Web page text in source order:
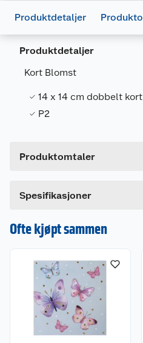
Produktdetaljer
Produktdetaljer
Kort Blomst
14 x 14 cm dobbelt
P2
Produktomtaler
Dette produktet har ikke
en omtale.
Spesifikasjoner
Generelt
Lengde
Ofte kjøpt sammen